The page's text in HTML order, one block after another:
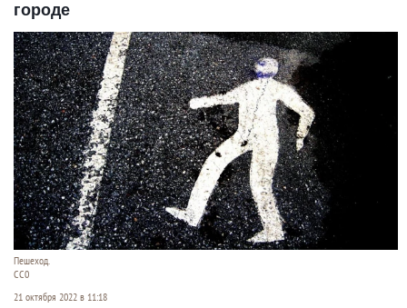
городе
Пешеход.
СС0
21 октября 2022 в 11:18